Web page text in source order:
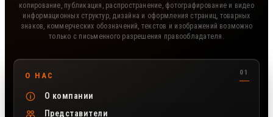
копирование, публикация, распространение, фотографирование и видео
информационных структур, дизайна и оформления страниц, товарных
знаков, коммерческих обозначений, текстов и изображений возможно
только с письменного разрешения правообладателя.
Полезные разделы сайта FerGipps
О НАС
О компании
Представители